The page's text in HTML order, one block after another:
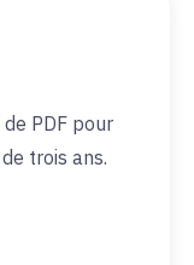
de PDF pour
de trois ans.